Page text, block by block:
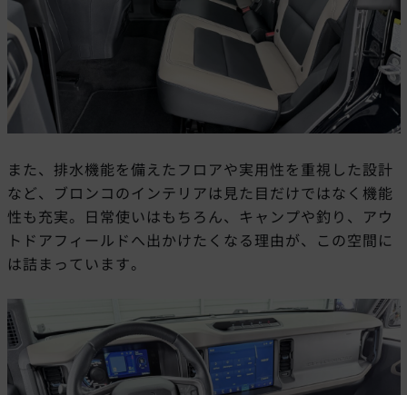
また、排水機能を備えたフロアや実用性を重視した設計
など、ブロンコのインテリアは見た目だけではなく機能
性も充実。日常使いはもちろん、キャンプや釣り、アウ
トドアフィールドへ出かけたくなる理由が、この空間に
は詰まっています。